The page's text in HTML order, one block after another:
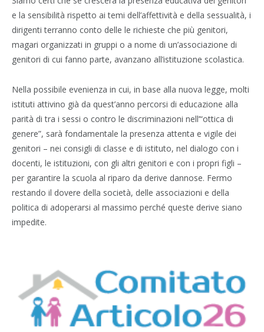
e la sensibilità rispetto ai temi dell’affettività e della sessualità, i
dirigenti terranno conto delle le richieste che più genitori,
magari organizzati in gruppi o a nome di un’associazione di
genitori di cui fanno parte, avanzano all’istituzione scolastica.
Nella possibile evenienza in cui, in base alla nuova legge, molti
istituti attivino già da quest’anno percorsi di educazione alla
parità di tra i sessi o contro le discriminazioni nell’“ottica di
genere”, sarà fondamentale la presenza attenta e vigile dei
genitori – nei consigli di classe e di istituto, nel dialogo con i
docenti, le istituzioni, con gli altri genitori e con i propri figli –
per garantire la scuola al riparo da derive dannose. Fermo
restando il dovere della società, delle associazioni e della
politica di adoperarsi al massimo perché queste derive siano
impedite.